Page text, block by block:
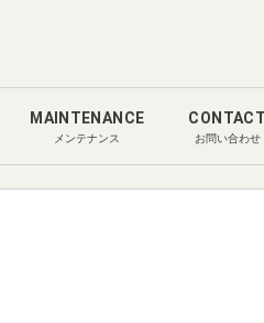
MAINTENANCE
メンテナンス
CONTACT
お問い合わせ